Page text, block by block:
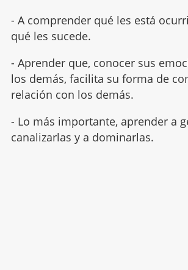
- A comprender qué les está
qué les sucede.
- Aprender que, conocer sus
los demás, facilita su forma de
relación con los demás.
- Lo más importante, aprender a
canalizarlas y a dominarlas.